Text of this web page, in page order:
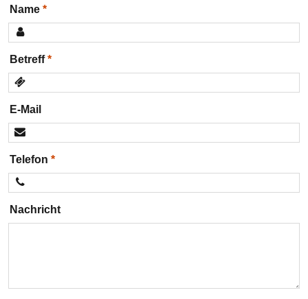
Name
Betreff
E-Mail
Telefon
Nachricht